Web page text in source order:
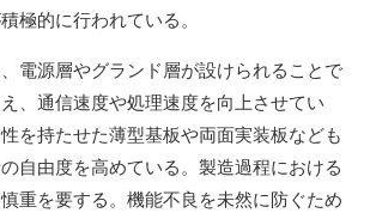
極的に行われている。
電源層やグランド層が設けられることで
、通信速度や処理速度を向上させてい
を持たせた薄型基板や両面実装板なども
自由度を高めている。製造過程における
重を要する。機能不良を未然に防ぐため